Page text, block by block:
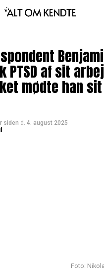
PTSD af sit
mødte han
siden d. 4. august 2025
Foto: